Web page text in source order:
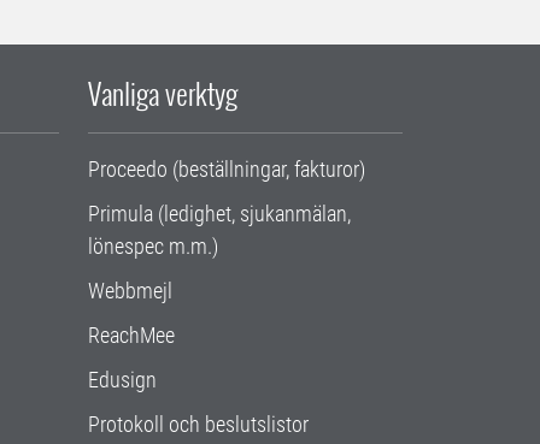
Vanliga verktyg
Proceedo (beställningar, fakturor)
Primula (ledighet, sjukanmälan,
lönespec m.m.)
Webbmejl
ReachMee
Edusign
Protokoll och beslutslistor